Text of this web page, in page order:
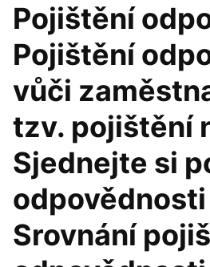
Pojištění
Pojištění
vůči
tzv. pojištění
Sjednejte si
Srovnání